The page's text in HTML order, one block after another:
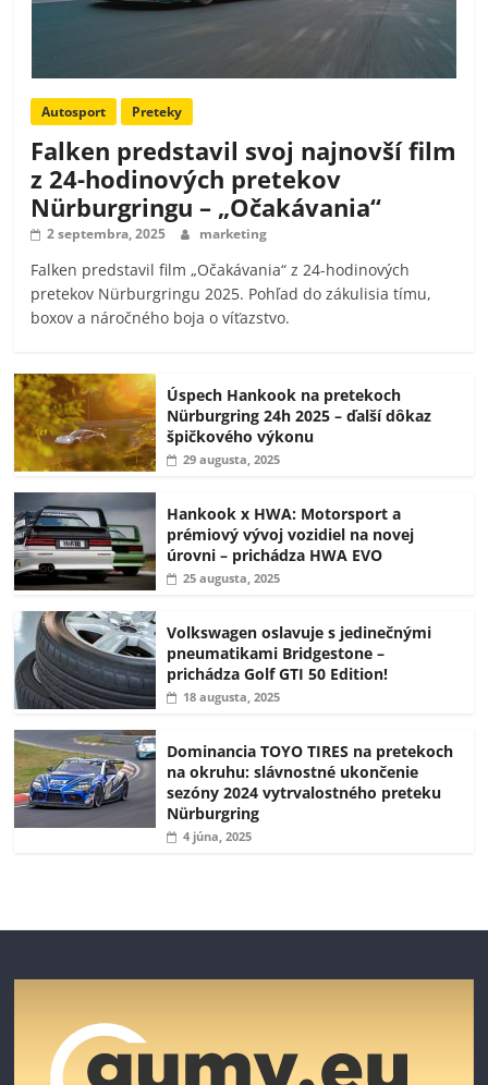
Autosport Preteky
Falken predstavil svoj najnovší film
z 24-hodinových pretekov
Nürburgringu – „Očakávania“
2 septembra, 2025 marketing
Falken predstavil film „Očakávania“ z 24-hodinových
pretekov Nürburgringu 2025. Pohľad do zákulisia tímu,
boxov a náročného boja o víťazstvo.
Úspech Hankook na pretekoch
Nürburgring 24h 2025 – ďalší dôkaz
špičkového výkonu
29 augusta, 2025
Hankook x HWA: Motorsport a
prémiový vývoj vozidiel na novej
úrovni – prichádza HWA EVO
25 augusta, 2025
Volkswagen oslavuje s jedinečnými
pneumatikami Bridgestone –
prichádza Golf GTI 50 Edition!
18 augusta, 2025
Dominancia TOYO TIRES na pretekoch
na okruhu: slávnostné ukončenie
sezóny 2024 vytrvalostného preteku
Nürburgring
4 júna, 2025